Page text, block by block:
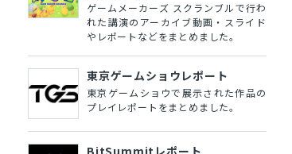
ゲームメーカーズ スクランブルで行わ
れた講演のアーカイブ動画・スライド
やレポートなどをまとめました。
東京ゲームショウレポート
東京ゲームショウで展示された作品の
プレイレポートをまとめました。
BitSummitレポート